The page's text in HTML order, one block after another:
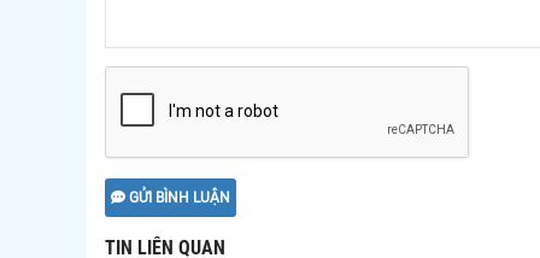
GỬI BÌNH LUẬN
TIN LIÊN QUAN